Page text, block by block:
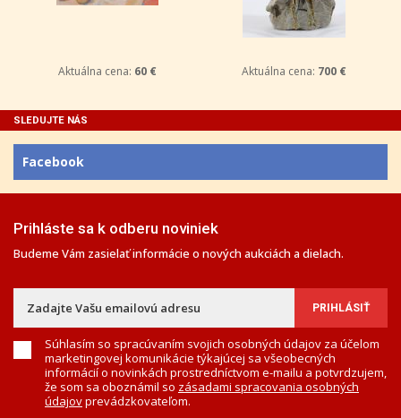
Aktuálna cena: 60 € Aktuálna cena: 700 €
SLEDUJTE NÁS
Facebook
Prihláste sa k odberu noviniek
Budeme Vám zasielať informácie o nových aukciách a dielach.
Súhlasím so spracúvaním svojich osobných údajov za účelom
marketingovej komunikácie týkajúcej sa všeobecných
informácií o novinkách prostredníctvom e-mailu a potvrdzujem,
že som sa oboznámil so zásadami spracovania osobných
údajovprevádzkovateľom.